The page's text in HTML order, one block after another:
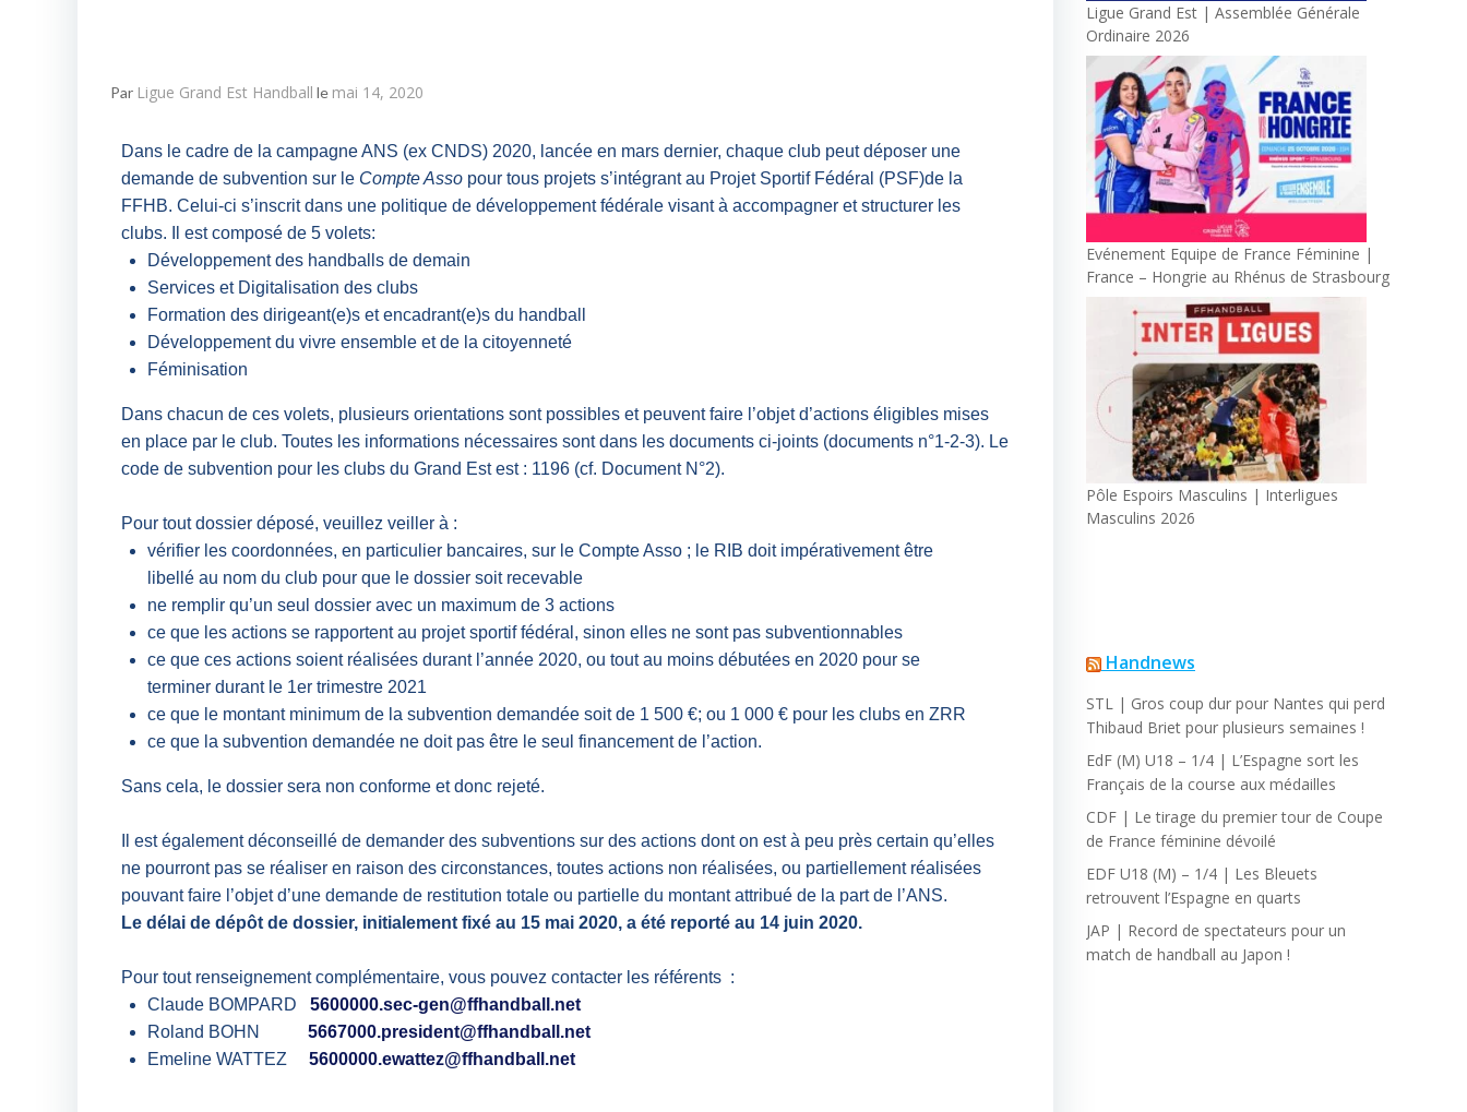
Par Ligue Grand Est Handball le mai 14, 2020
Dans le cadre de la campagne ANS (ex CNDS) 2020, lancée en mars dernier, chaque club peut déposer une
demande de subvention sur le Compte Asso pour tous projets s’intégrant au Projet Sportif Fédéral (PSF)de la
FFHB. Celui-ci s’inscrit dans une politique de développement fédérale visant à accompagner et structurer les
clubs. Il est composé de 5 volets:
Développement des handballs de demain
Services et Digitalisation des clubs
Formation des dirigeant(e)s et encadrant(e)s du handball
Développement du vivre ensemble et de la citoyenneté
Féminisation
Dans chacun de ces volets, plusieurs orientations sont possibles et peuvent faire l’objet d’actions éligibles mises
en place par le club. Toutes les informations nécessaires sont dans les documents ci-joints (documents n°1-2-3). Le
code de subvention pour les clubs du Grand Est est : 1196 (cf. Document N°2).
Pour tout dossier déposé, veuillez veiller à :
vérifier les coordonnées, en particulier bancaires, sur le Compte Asso ; le RIB doit impérativement être
libellé au nom du club pour que le dossier soit recevable
ne remplir qu’un seul dossier avec un maximum de 3 actions
ce que les actions se rapportent au projet sportif fédéral, sinon elles ne sont pas subventionnables
ce que ces actions soient réalisées durant l’année 2020, ou tout au moins débutées en 2020 pour se
terminer durant le 1er trimestre 2021
ce que le montant minimum de la subvention demandée soit de 1 500 €; ou 1 000 € pour les clubs en ZRR
ce que la subvention demandée ne doit pas être le seul financement de l’action.
Sans cela, le dossier sera non conforme et donc rejeté.
Il est également déconseillé de demander des subventions sur des actions dont on est à peu près certain qu’elles
ne pourront pas se réaliser en raison des circonstances, toutes actions non réalisées, ou partiellement réalisées
pouvant faire l’objet d’une demande de restitution totale ou partielle du montant attribué de la part de l’ANS.
Le délai de dépôt de dossier, initialement fixé au 15 mai 2020, a été reporté au 14 juin 2020.
Pour tout renseignement complémentaire, vous pouvez contacter les référents :
Claude BOMPARD 5600000.sec-gen@ffhandball.net
Roland BOHN 5667000.president@ffhandball.net
Emeline WATTEZ 5600000.ewattez@ffhandball.net
Ligue Grand Est | Assemblée Générale
Ordinaire 2026
Evénement Equipe de France Féminine |
France – Hongrie au Rhénus de Strasbourg
Pôle Espoirs Masculins | Interligues
Masculins 2026
Handnews
STL | Gros coup dur pour Nantes qui perd
Thibaud Briet pour plusieurs semaines !
EdF (M) U18 – 1/4 | L’Espagne sort les
Français de la course aux médailles
CDF | Le tirage du premier tour de Coupe
de France féminine dévoilé
EDF U18 (M) – 1/4 | Les Bleuets
retrouvent l’Espagne en quarts
JAP | Record de spectateurs pour un
match de handball au Japon !